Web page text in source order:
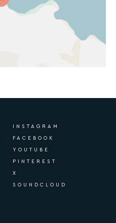
INSTAGRAM
FACEBOOK
YOUTUBE
PINTEREST
X
SOUNDCLOUD